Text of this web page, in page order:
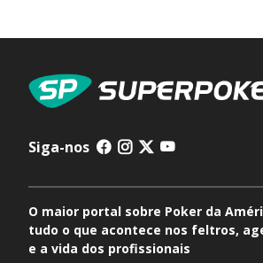
Siga-nos
O maior portal sobre Poker da
tudo o que acontece nos feltros,
e a vida dos profissionais